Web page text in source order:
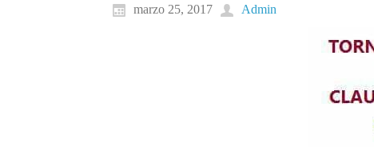
marzo 25, 2017 Admin